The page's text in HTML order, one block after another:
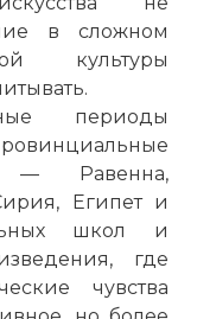
в сложном
культуры
периоды
— Равенна,
Египет и
школ и
где
чувства